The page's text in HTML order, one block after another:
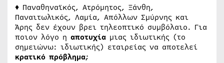
♦ Παναθηναϊκός, Ατρόμητος, Ξάνθη,
Παναιτωλικός, Λαμία, Απόλλων Σμύρνης και
Άρης δεν έχουν βρει τηλεοπτικό συμβόλαιο. Για
ποιον λόγο η αποτυχία μιας ιδιωτικής (το
σημειώνω: ιδιωτικής) εταιρείας να αποτελεί
κρατικό πρόβλημα;